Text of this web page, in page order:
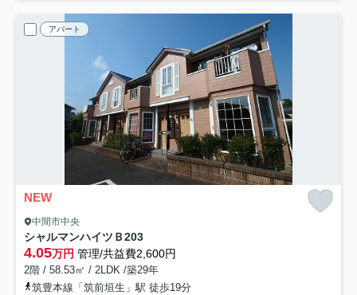
アパート
NEW
中間市中央
シャルマンハイツＢ203
4.05万円 管理/共益費2,600円
2階 / 58.53㎡ / 2LDK /築29年
筑豊本線「筑前垣生」駅 徒歩19分